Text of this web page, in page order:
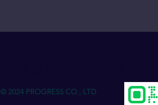
© 2024 PROGRESS CO., LTD